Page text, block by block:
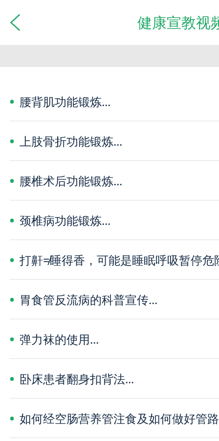
健康宣教视
腰背肌功能锻炼...
上肢骨折功能锻炼...
腰椎术后功能锻炼...
颈椎病功能锻炼...
打鼾≠睡得香，可能是睡眠呼吸暂停危
胃食管反流病的科普宣传...
弹力袜的使用...
卧床患者翻身扣背法...
如何经空肠营养管注食及如何做好管